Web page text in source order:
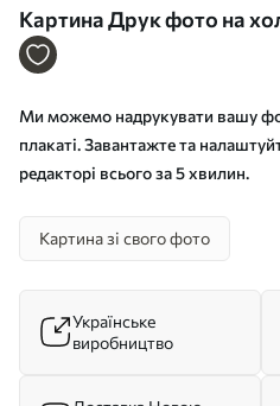
Картина Друк фото на
s33268
Ми можемо надрукувати вашу
плакаті. Завантажте та
редакторі всього за 5 хвилин.
Картина зі свого фото
Українське
виробництво